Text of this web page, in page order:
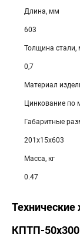
Длина, мм
603
Толщина стали,
0,7
Материал
Цинкование по
Габаритные
201х15х603
Масса, кг
0.47
Технические
КПТП-